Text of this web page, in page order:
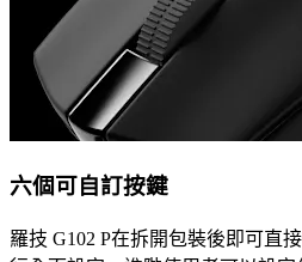
六個可自訂按鍵
羅技 G102 P在拆開包裝後即可直